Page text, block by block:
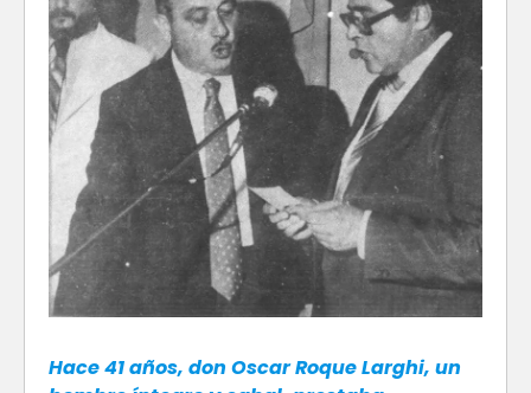
Hace 41 años, don Oscar Roque Larghi, un